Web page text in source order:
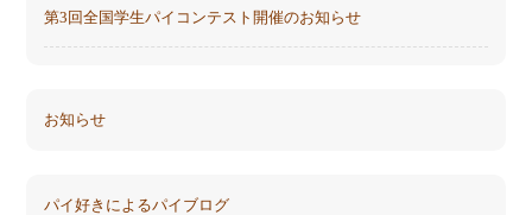
第3回全国学生パイコンテスト開催のお知らせ
お知らせ
パイ好きによるパイブログ